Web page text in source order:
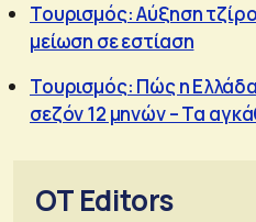
Τουρισμός: Αύξηση
μείωση σε εστίαση
Τουρισμός: Πώς η
σεζόν 12 μηνών – Τα
OT Editors